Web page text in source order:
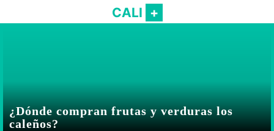
CALI
¿Dónde compran frutas y verduras los
caleños?